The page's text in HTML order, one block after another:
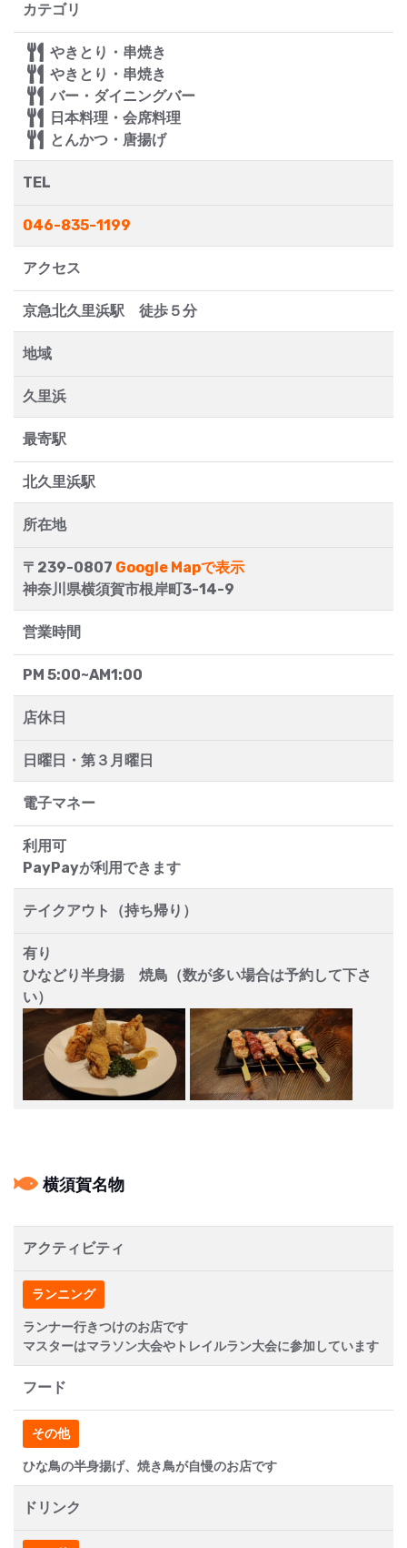
カテゴリ
やきとり・串焼き
やきとり・串焼き
バー・ダイニングバー
日本料理・会席料理
とんかつ・唐揚げ
TEL
046-835-1199
アクセス
京急北久里浜駅 徒歩５分
地域
久里浜
最寄駅
北久里浜駅
所在地
〒239-0807 Google Mapで表示
神奈川県横須賀市根岸町3-14-9
営業時間
PM 5:00~AM1:00
店休日
日曜日・第３月曜日
電子マネー
利用可
PayPayが利用できます
テイクアウト（持ち帰り）
有り
ひなどり半身揚 焼鳥（数が多い場合は予約して下さ
い）
横須賀名物
アクティビティ
ランニング
ランナー行きつけのお店です
マスターはマラソン大会やトレイルラン大会に参加しています
フード
その他
ひな鳥の半身揚げ、焼き鳥が自慢のお店です
ドリンク